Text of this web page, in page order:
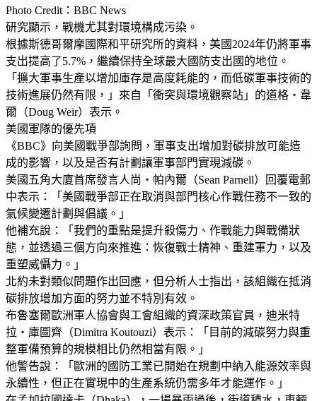
Photo Credit：BBC News
研究顯示，戰機尤其對環境構成污染。
根據斯德哥爾摩國際和平研究所的資料，美國2024年仍將軍事
支出提高了5.7%，繼續保持全球最大國防支出國的地位。
「擴大軍事生產以增加庫存是高度耗能的，而低碳軍事技術的
技術進展仍然有限，」來自「衝突與環境觀察站」的道格・韋
爾（Doug Weir）表示。
美國軍隊的優先項
《BBC》向美國戰爭部詢問，軍事支出增加對碳排放可能造
成的影響，以及是否有計劃讓軍事部門實現減碳。
美國五角大廈首席發言人尚・帕內爾（Sean Parnell）回覆電郵
中表示：「美國戰爭部正在取消與部門核心作戰任務不一致的
氣候變遷計劃與倡議。」
他補充說：「我們的重點是提升殺傷力、作戰能力與戰備狀
態，並透過三個方向來推進：恢復戰士精神、重建軍力，以及
重塑威懾力。」
北約未對類似問題作出回應，但分析人士指出，該組織在抵消
碳排放增加方面的努力並不特別有效。
布魯塞爾歐洲軍人協會與工會組織的資深政策官員，迪米特
拉・庫圖齊（Dimitra Koutouzi）表示：「目前的減碳努力與重
整軍備預算的規模相比仍然相當有限。」
他警告說：「歐洲的國防工業已開始在規劃中納入能源效率與
永續性，但正在實現中的生產系統仍需多年才能運作。」